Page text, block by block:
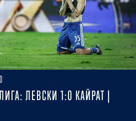
ЛЕВСКИ 1:0 КАЙРАТ |